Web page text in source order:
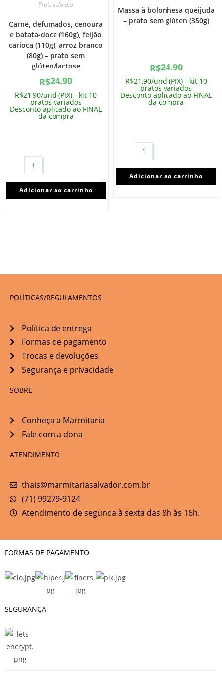
Pratos do dia
Carne, defumados, cenoura
e batata-doce (160g), feijão
carioca (110g), arroz branco
(80g) – prato sem
glúten/lactose
R$24.90
R$21,90/und (PIX) - kit 10
pratos variados
Desconto aplicado ao FINAL
da compra
Adicionar ao carrinho
Massa à bolonhesa queijuda
– prato sem glúten (350g)
R$24.90
R$21,90/und (PIX) - kit 10
pratos variados
Desconto aplicado ao FINAL
da compra
Adicionar ao carrinho
POLÍTICAS/REGULAMENTOS
Política de entrega
Formas de pagamento
Trocas e devoluções
Segurança e privacidade
SOBRE
Conheça a Marmitaria
Fale com a dona
ATENDIMENTO
thais@marmitariasalvador.com.br
(71) 99279-9124
Atendimento de segunda à sexta das 8h às 16h.
FORMAS DE PAGAMENTO
SEGURANÇA